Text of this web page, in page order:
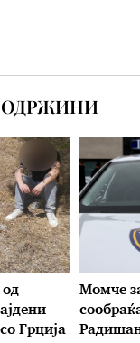
од
Грција
Момче